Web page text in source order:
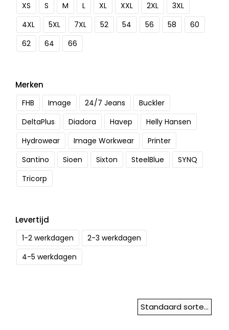
XS
S M L XL XXL 2XL
3XL
4XL
5XL 7XL 52 54 56 58
60
62
64 66
Merken
FHB Image 24/7 Jeans
Buckler
DeltaPlus
Diadora Havep
Helly Hansen
Hydrowear
Image Workwear
Printer
Santino
Sioen Sixton SteelBlue
SYNQ
Tricorp
Levertijd
1-2 werkdagen
2-3 werkdagen
4-5 werkdagen